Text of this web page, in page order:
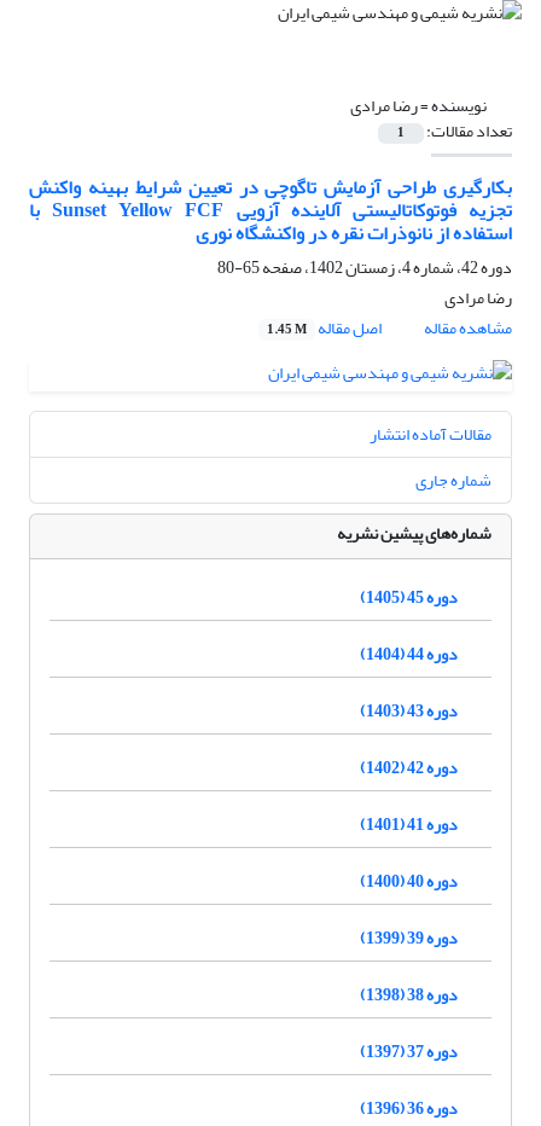
نویسنده =رضا مرادی
تعداد مقالات: 1
بکارگیری طراحی آزمایش تاگوچی در تعیین شرایط بهینه واکنش
تجزیه فوتوکاتالیستی آلاینده آزویی Sunset Yellow FCF با
استفاده از نانوذرات نقره در واکنشگاه نوری
دوره 42، شماره 4، زمستان 1402، صفحه
65-80
رضا مرادی
مشاهده مقاله
اصل مقاله 1.45 M
مقالات آماده انتشار
شماره جاری
شماره‌های پیشین نشریه
دوره 45 (1405)
دوره 44 (1404)
دوره 43 (1403)
دوره 42 (1402)
دوره 41 (1401)
دوره 40 (1400)
دوره 39 (1399)
دوره 38 (1398)
دوره 37 (1397)
دوره 36 (1396)